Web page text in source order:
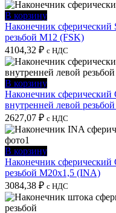
В корзину
Наконечник
резьбой M12 (FSK)
4104,32 ₽ с НДС
В корзину
Наконечник
внутренней левой
2627,07 ₽ с НДС
В корзину
Наконечник
резьбой M20x1,5 (INA)
3084,38 ₽ с НДС